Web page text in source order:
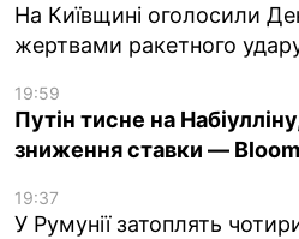
На Київщині оголосили
жертвами ракетного
19:59
Путін тисне на
зниження ставки —
19:37
У Румунії затоплять